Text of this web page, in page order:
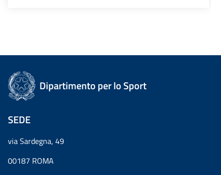
Dipartimento per lo Sport
SEDE
via Sardegna, 49
00187 ROMA